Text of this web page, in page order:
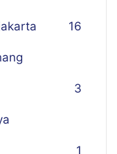
16
3
1